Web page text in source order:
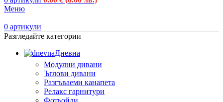
Меню
0 артикули
Разгледайте категории
Дневна
Модулни дивани
Ъглови дивани
Разгъваеми канапета
Релакс гарнитури
Фотьойли